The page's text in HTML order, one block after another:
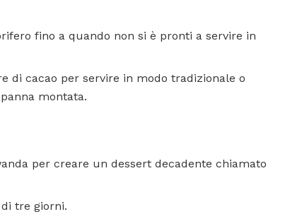
fino a quando non si è pronti a servire in
di cacao per servire in modo tradizionale o
montata.
per creare un dessert decadente chiamato
tre giorni.